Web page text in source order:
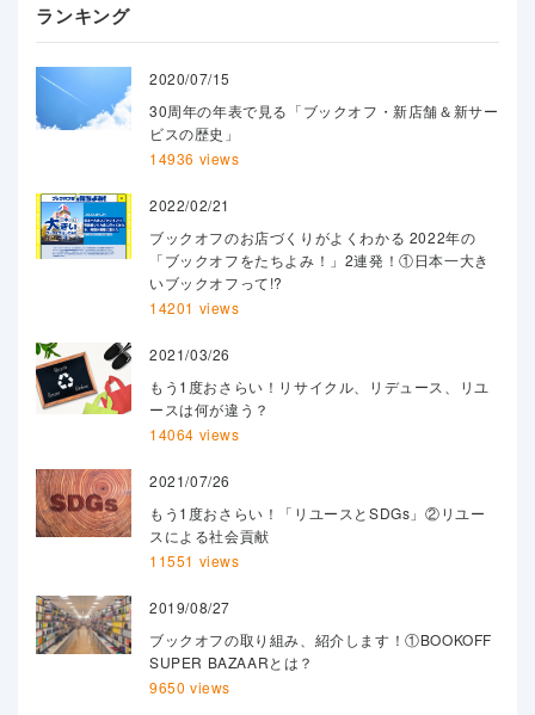
ランキング
2020/07/15
30周年の年表で見る「ブックオフ・新店舗＆新サー
ビスの歴史」
14936 views
2022/02/21
ブックオフのお店づくりがよくわかる 2022年の
「ブックオフをたちよみ！」2連発！①日本一大き
いブックオフって!?
14201 views
2021/03/26
もう1度おさらい！リサイクル、リデュース、リユ
ースは何が違う？
14064 views
2021/07/26
もう1度おさらい！「リユースとSDGs」②リユー
スによる社会貢献
11551 views
2019/08/27
ブックオフの取り組み、紹介します！①BOOKOFF
SUPER BAZAARとは？
9650 views